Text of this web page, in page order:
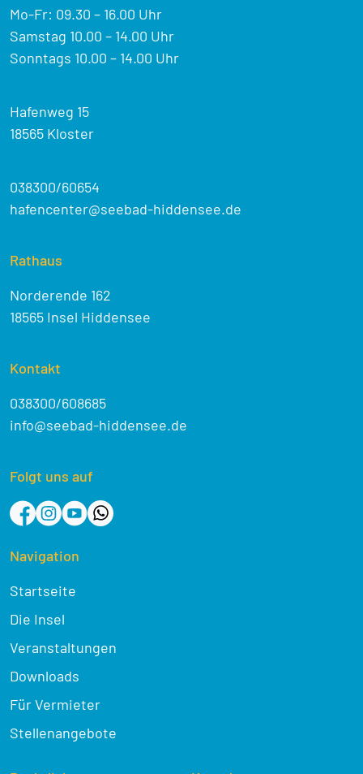
Mo-Fr: 09.30 – 16.00 Uhr
Samstag 10.00 – 14.00 Uhr
Sonntags 10.00 – 14.00 Uhr
Hafenweg 15
18565 Kloster
038300/60654
hafencenter@seebad-hiddensee.de
Rathaus
Norderende 162
18565 Insel Hiddensee
Kontakt
038300/608685
info@seebad-hiddensee.de
Folgt uns auf
Navigation
Startseite
Die Insel
Veranstaltungen
Downloads
Für Vermieter
Stellenangebote